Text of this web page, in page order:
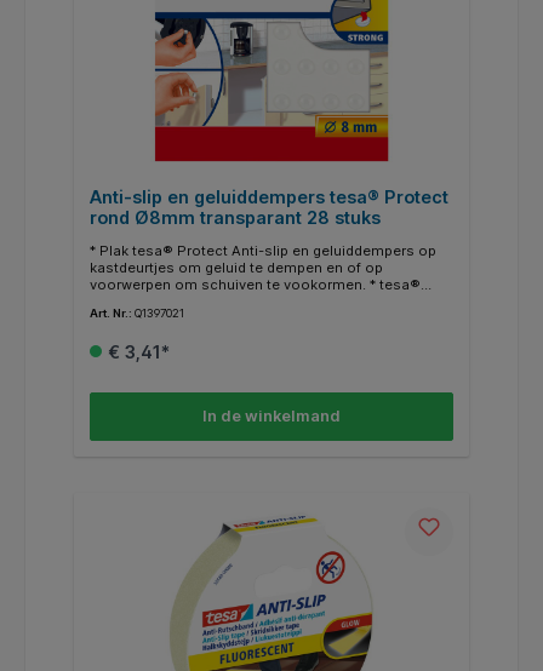
Anti-slip en geluiddempers tesa® Protect
rond Ø8mm transparant 28 stuks
* Plak tesa® Protect Anti-slip en geluiddempers op
kastdeurtjes om geluid te dempen en of op
voorwerpen om schuiven te vookormen. * tesa®
allerlei huishoudelijke toepassingen. * Dit zijn
iedere lade of kastdeur worden geplakt om te
te verminderen door speakers effectief te isoleren
van de vloer. * Bovendien kun je ze gebruiken om te
Art. Nr.: Q1397021
€ 3,41*
In de winkelmand